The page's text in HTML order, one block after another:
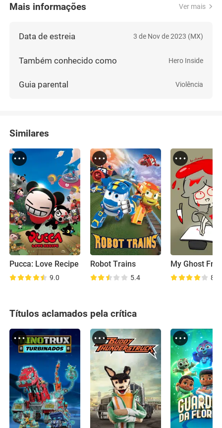
Mais informações Ver mais
Data de estreia 3 de Nov de 2023 (MX)
Também conhecido como Hero Inside
Guia parental Violência
Similares
Pucca: Love Recipe
9.0
Robot Trains
5.4
My Ghost
8.8
Títulos aclamados pela crítica